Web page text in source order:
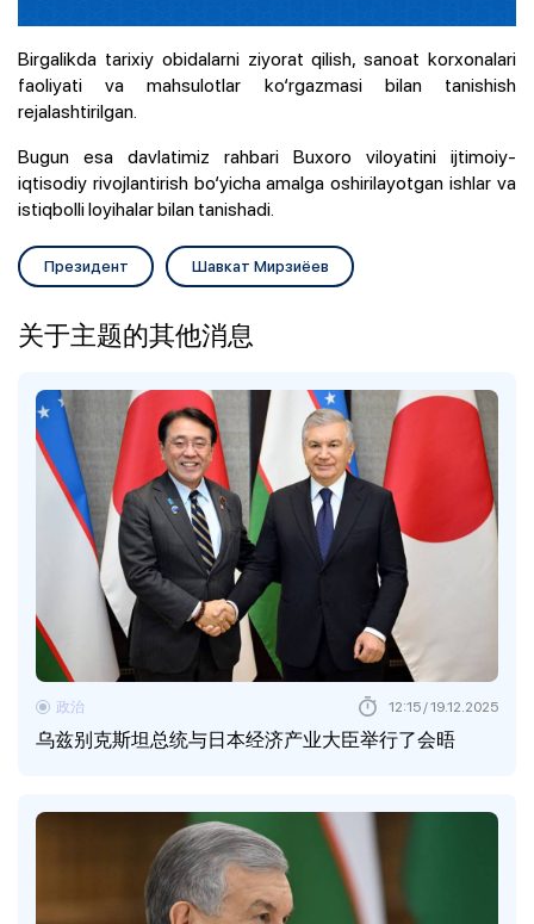
Birgalikda tarixiy obidalarni ziyorat qilish, sanoat korxonalari
faoliyati va mahsulotlar ko‘rgazmasi bilan tanishish
rejalashtirilgan.
Bugun esa davlatimiz rahbari Buxoro viloyatini ijtimoiy-
iqtisodiy rivojlantirish bo‘yicha amalga oshirilayotgan ishlar va
istiqbolli loyihalar bilan tanishadi.
Президент Шавкат Мирзиёев
关于主题的其他消息
乌兹别克斯坦总统与日本经济产业大臣举行了会晤
政治 12:15 / 19.12.2025